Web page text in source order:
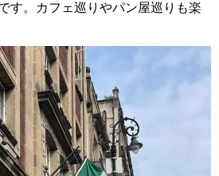
す。カフェ巡りやパン屋巡りも楽